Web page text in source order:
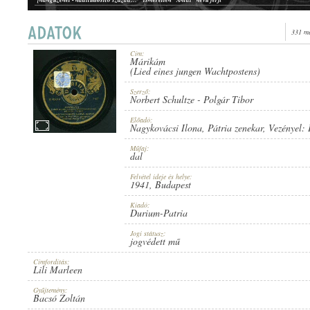
MEGJELENÉS IDEJE: 1941
D 10.019
[hangüzenet - haditudósító század] "B" oldal
ismeretlen "Antal" nevű férfi
Majd ha lámpák égnek újra
Holéczy vokálnégyes, Polydor tánczenekar
331
Cím:
Márikám
(Lied eines jungen Wachtpostens)
Szerző:
Norbert Schultze - Polgár Tibor
Előadó:
Nagykovácsi Ilona, Pátria zenekar, Vezényel:
Műfaj:
dal
Felvétel ideje és helye:
1941, Budapest
Kiadó:
Durium-Patria
Jogi státusz:
jogvédett mű
Címfordítás:
Lili Marleen
Gyűjtemény:
Bacsó Zoltán